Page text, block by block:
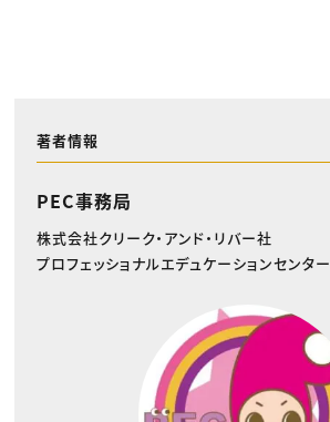
著者情報
PEC事務局
株式会社クリーク・アンド・リバー社
プロフェッショナルエデュケーションセンター